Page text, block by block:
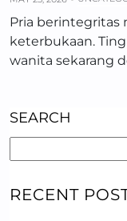
Pria berintegritas
keterbukaan.
wanita sekarang
SEARCH
RECENT